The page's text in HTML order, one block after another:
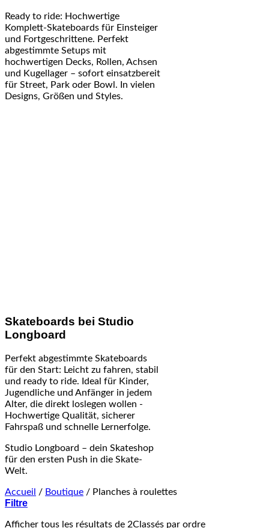
Ready to ride: Hochwertige
Komplett-Skateboards für Einsteiger
und Fortgeschrittene. Perfekt
abgestimmte Setups mit
hochwertigen Decks, Rollen, Achsen
und Kugellager – sofort einsatzbereit
für Street, Park oder Bowl. In vielen
Designs, Größen und Styles.
Skateboards bei Studio
Longboard
Perfekt abgestimmte Skateboards
für den Start: Leicht zu fahren, stabil
und ready to ride. Ideal für Kinder,
Jugendliche und Anfänger in jedem
Alter, die direkt loslegen wollen -
Hochwertige Qualität, sicherer
Fahrspaß und schnelle Lernerfolge.
Studio Longboard – dein Skateshop
für den ersten Push in die Skate-
Welt.
Accueil / Boutique / Planches à roulettes
Filtre
Afficher tous les résultats de 2Classés par ordre